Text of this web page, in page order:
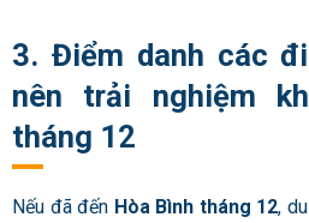
3. Điểm danh các
nên trải nghiệm
tháng 12
Nếu đã đến Hòa Bình tháng 12,